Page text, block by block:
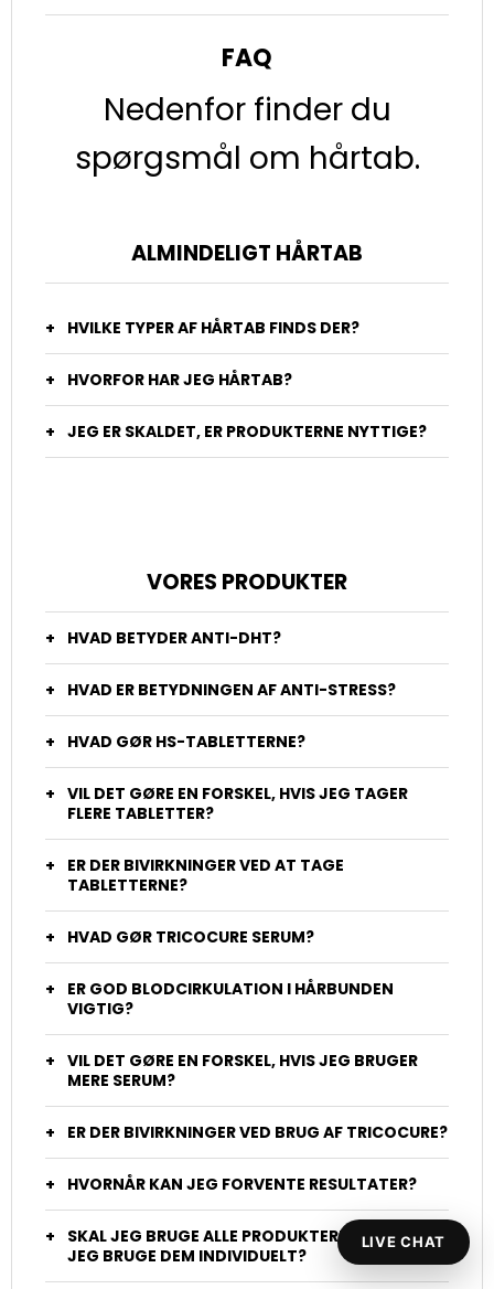
FAQ
Nedenfor finder du
spørgsmål om hårtab.
ALMINDELIGT HÅRTAB
HVILKE TYPER AF HÅRTAB FINDS DER?
HVORFOR HAR JEG HÅRTAB?
JEG ER SKALDET, ER PRODUKTERNE NYTTIGE?
VORES PRODUKTER
HVAD BETYDER ANTI-DHT?
HVAD ER BETYDNINGEN AF ANTI-STRESS?
HVAD GØR HS-TABLETTERNE?
VIL DET GØRE EN FORSKEL, HVIS JEG TAGER
FLERE TABLETTER?
ER DER BIVIRKNINGER VED AT TAGE
TABLETTERNE?
HVAD GØR TRICOCURE SERUM?
ER GOD BLODCIRKULATION I HÅRBUNDEN
VIGTIG?
VIL DET GØRE EN FORSKEL, HVIS JEG BRUGER
MERE SERUM?
ER DER BIVIRKNINGER VED BRUG AF TRICOCURE?
HVORNÅR KAN JEG FORVENTE RESULTATER?
SKAL JEG BRUGE ALLE PRODUKTERNE, ELLER KAN
JEG BRUGE DEM INDIVIDUELT?
LIVE CHAT